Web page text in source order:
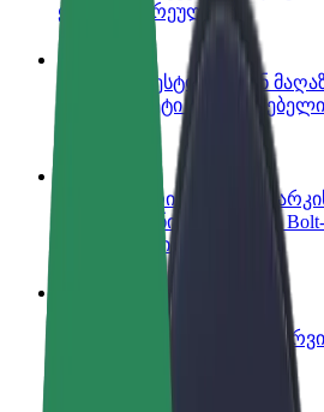
ყოველკვირეულად
დაამატე რესტორანი ან
მოიზიდე მეტი
დარეგისტრირდი
დაამატე შენი ავტოპარკი
შემოსავალი
Bolt ბიზნესისთვის
Bolt-ის პროდუქტები და